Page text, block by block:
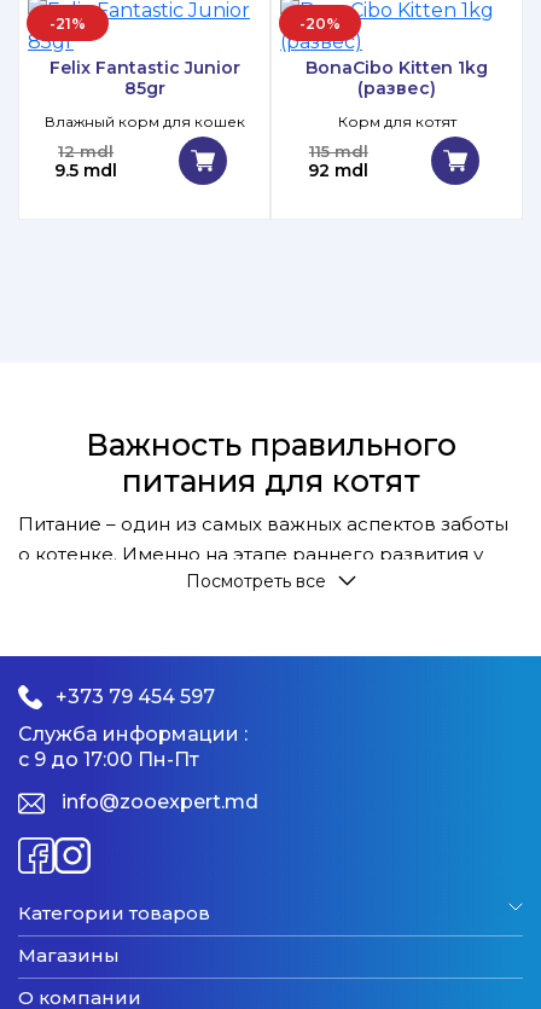
-21%
Felix Fantastic Junior
85gr
Влажный корм для кошек
12 mdl
9.5 mdl
-20%
BonaCibo Kitten 1kg
(развес)
Корм для котят
115 mdl
92 mdl
Важность правильного
питания для котят
Питание – один из самых важных аспектов заботы
о котенке. Именно на этапе раннего развития у
вашего питомца формируются здоровые кости,
представлены лучшие корма, которые обеспечат
вашего маленького друга всеми необходимыми
питательными веществами.
1.Каким должен быть корм для
котят?
Для котенка важно подобрать корм, который
соответствует его возрасту, весу и особенностям
организма. На начальных стадиях жизни котята
Посмотреть все
+373 79 454 597
Служба информации :
с 9 до 17:00 Пн-Пт
info@zooexpert.md
Категории товаров
Магазины
О компании